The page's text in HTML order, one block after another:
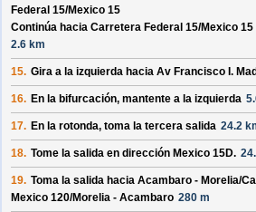
Federal 15/Mexico 15
Continúa hacia Carretera Federal 15/Mexico 15
2.6 km
15. Gira a la izquierda hacia Av Francisco I.
16. En la bifurcación, mantente a la izquierda
17. En la rotonda, toma la tercera salida 24.2
18. Tome la salida en dirección Mexico 15D.
19. Toma la salida hacia Acambaro - Morelia/
Mexico 120/Morelia - Acambaro 280 m